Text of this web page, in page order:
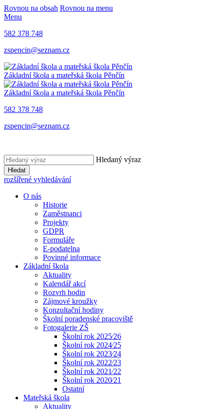
Rovnou na obsah Rovnou na menu
Menu
582 378 748
zspencin@seznam.cz
Základní škola a mateřská škola Pěnčín
Základní škola a mateřská škola Pěnčín
582 378 748
zspencin@seznam.cz
Hledaný výraz
Hledat
rozšířené vyhledávání
O nás
Historie
Zaměstnanci
Projekty
GDPR
Formuláře
E-podatelna
Povinné informace
Základní škola
Aktuality
Kalendář akcí
Rozvrh hodin
Zájmové kroužky
Konzultační hodiny
Školní poradenské pracoviště
Fotogalerie ZŠ
Školní rok 2025⁄26
Školní rok 2024⁄25
Školní rok 2023⁄24
Školní rok 2022⁄23
Školní rok 2021⁄22
Školní rok 2020⁄21
Ostatní
Mateřská škola
Aktuality